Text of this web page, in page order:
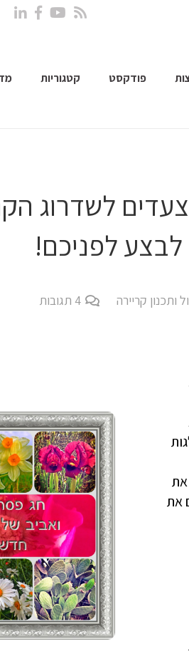
פודקסט קטגוריות
אביב הגיע-שינוי בא: 10 צעדים
לפניכם!
ותכנון קריירה 4 תגובות
את
את